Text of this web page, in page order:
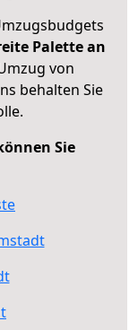
Palette an
von
behalten Sie
Sie